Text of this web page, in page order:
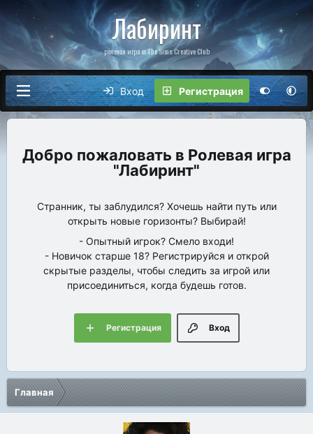
Лабиринт
ролевая игра от The Sims Creative Club
Вход Регистрация
Ролевая игра
"Лабиринт"
Странник, ты заблудился? Хочешь найти путь или
открыть новые горизонты? Выбирай!
- Опытный игрок? Смело входи!
- Новичок старше 18? Регистрируйся и открой
скрытые разделы, чтобы следить за игрой или
присоединиться, когда будешь готов.
Вход
Регистрация
Главная